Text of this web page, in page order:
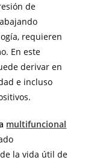
de
requieren
En este
derivar en
e incluso
multifuncional
la vida útil de